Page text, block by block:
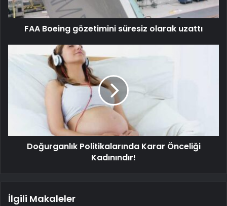
FAA Boeing gözetimini süresiz olarak uzattı
Doğurganlık Politikalarında Karar Önceliği
Kadınındır!
İlgili Makaleler